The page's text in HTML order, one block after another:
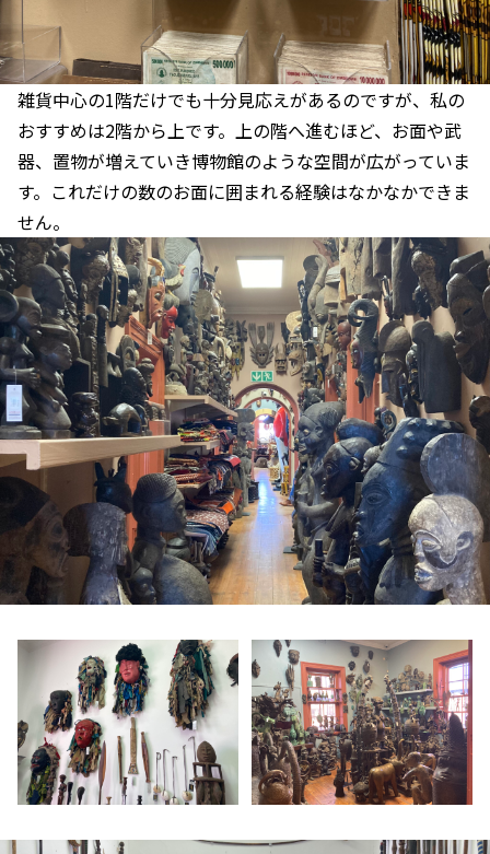
雑貨中心の1階だけでも十分見応えがあるのですが、私の
おすすめは2階から上です。上の階へ進むほど、お面や武
器、置物が増えていき博物館のような空間が広がっていま
す。これだけの数のお面に囲まれる経験はなかなかできま
せん。